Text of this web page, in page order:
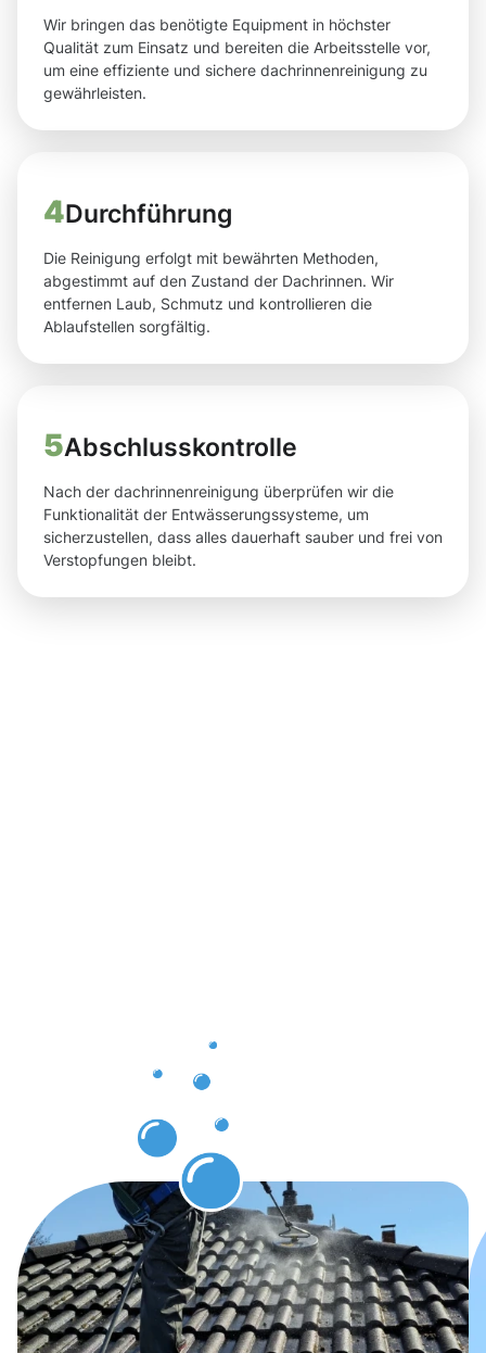
Wir bringen das benötigte Equipment in höchster
Qualität zum Einsatz und bereiten die Arbeitsstelle vor,
um eine effiziente und sichere dachrinnenreinigung zu
gewährleisten.
4Durchführung
Die Reinigung erfolgt mit bewährten Methoden,
abgestimmt auf den Zustand der Dachrinnen. Wir
entfernen Laub, Schmutz und kontrollieren die
Ablaufstellen sorgfältig.
5Abschlusskontrolle
Nach der dachrinnenreinigung überprüfen wir die
Funktionalität der Entwässerungssysteme, um
sicherzustellen, dass alles dauerhaft sauber und frei von
Verstopfungen bleibt.